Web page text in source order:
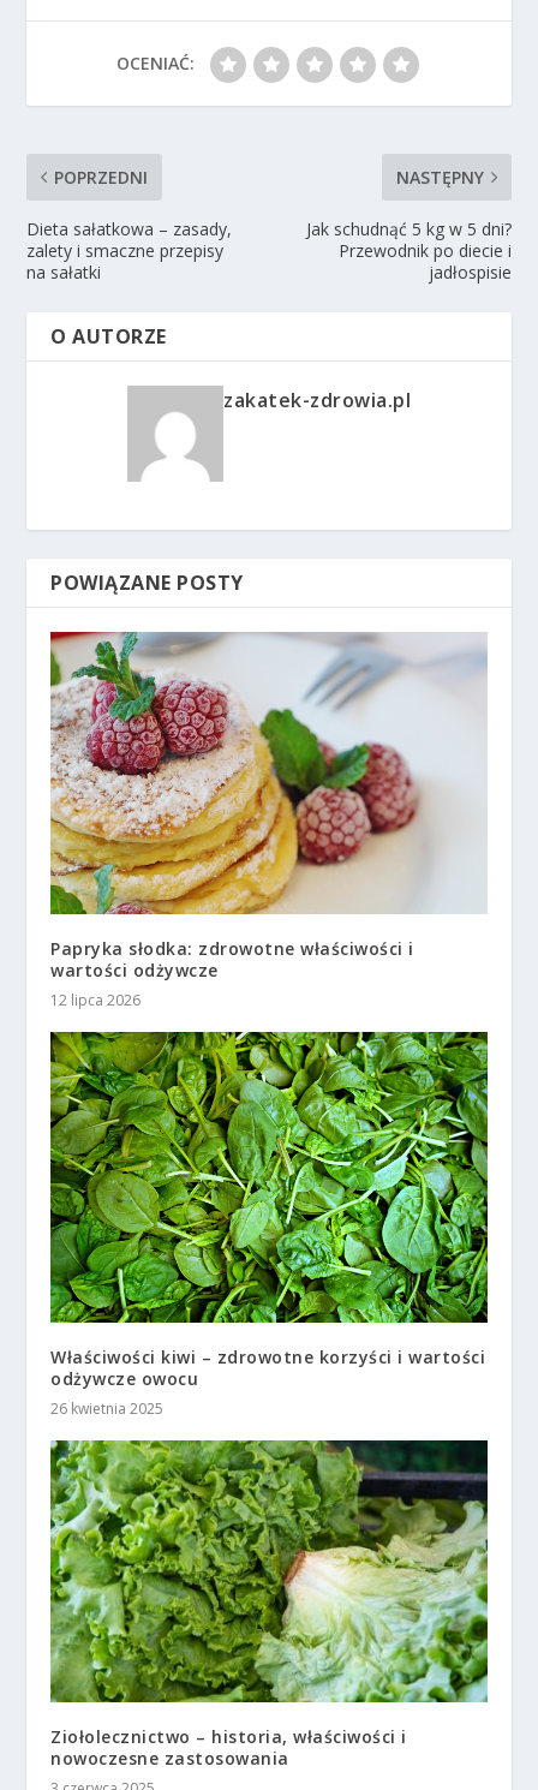
OCENIAĆ:
POPRZEDNI
Dieta sałatkowa – zasady,
zalety i smaczne przepisy
na sałatki
NASTĘPNY
Jak schudnąć 5 kg w 5 dni?
Przewodnik po diecie i
jadłospisie
O AUTORZE
zakatek-zdrowia.pl
POWIĄZANE POSTY
Papryka słodka: zdrowotne właściwości i
wartości odżywcze
12 lipca 2026
Właściwości kiwi – zdrowotne korzyści i wartości
odżywcze owocu
26 kwietnia 2025
Ziołolecznictwo – historia, właściwości i
nowoczesne zastosowania